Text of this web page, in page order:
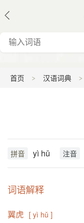
首页 汉语词典
拼音 yì hǔ 注音
词语解释
翼虎 [ yì hǔ ]